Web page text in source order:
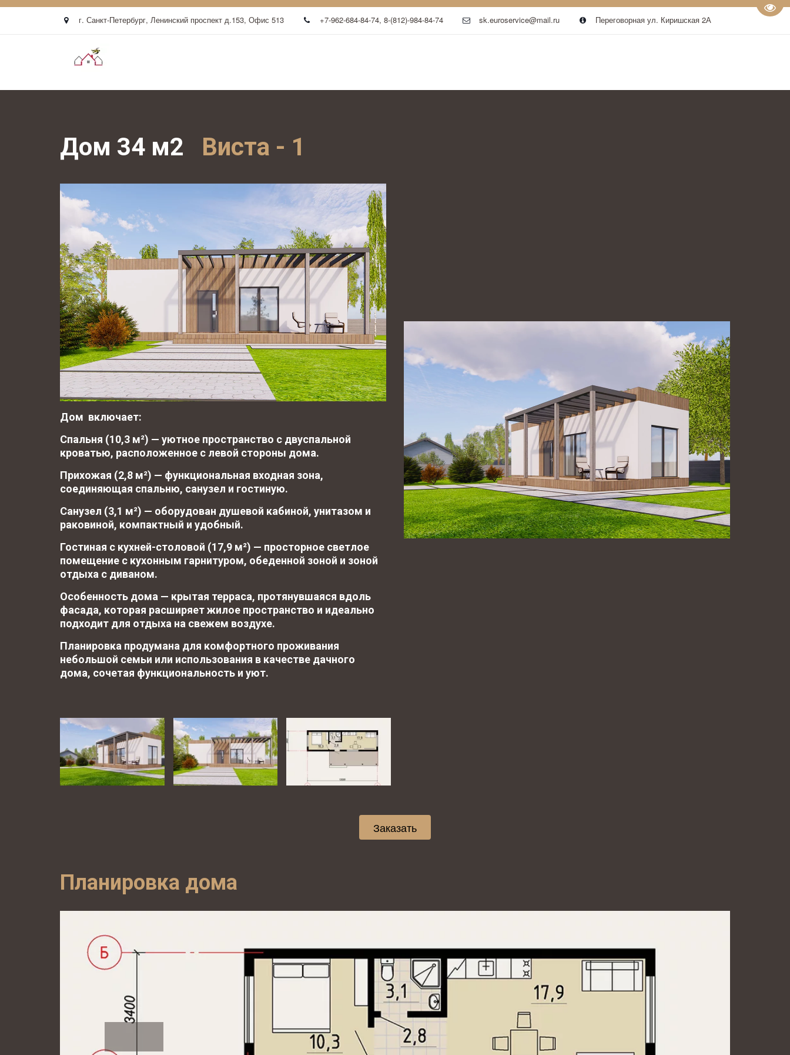
г. Санкт-Петербург, Ленинский проспект д.153, Офис 513 +7-962-684-84-74, 8-(812)-984-84-74 sk.euroservice@mail.ru Переговорная ул. Киришская 2А
Дом 34 м2 Виста - 1
Дом  включает:
Спальня (10,3 м²) — уютное пространство с двуспальной
кроватью, расположенное с левой стороны дома.
Прихожая (2,8 м²) — функциональная входная зона,
соединяющая спальню, санузел и гостиную.
Санузел (3,1 м²) — оборудован душевой кабиной, унитазом и
раковиной, компактный и удобный.
Гостиная с кухней-столовой (17,9 м²) — просторное светлое
помещение с кухонным гарнитуром, обеденной зоной и зоной
отдыха с диваном.
Особенность дома — крытая терраса, протянувшаяся вдоль
фасада, которая расширяет жилое пространство и идеально
подходит для отдыха на свежем воздухе.
Планировка продумана для комфортного проживания
небольшой семьи или использования в качестве дачного
дома, сочетая функциональность и уют.
Заказать
Планировка дома